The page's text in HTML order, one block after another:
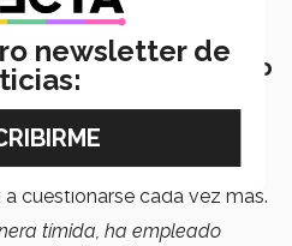
social y de estado
es que quizá estos
de que en Estados Unidos,
contra los
del estado
cuestionarse cada vez más.
tímida, ha empleado
newsletter de